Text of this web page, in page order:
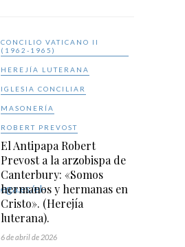
CONCILIO VATICANO II
(1962-1965)
HEREJÍA LUTERANA
IGLESIA CONCILIAR
MASONERÍA
ROBERT PREVOST
El Antipapa Robert
Prevost a la arzobispa de
Canterbury: «Somos
hermanos y hermanas en
Cristo». (Herejía
luterana).
6 de abril de 2026